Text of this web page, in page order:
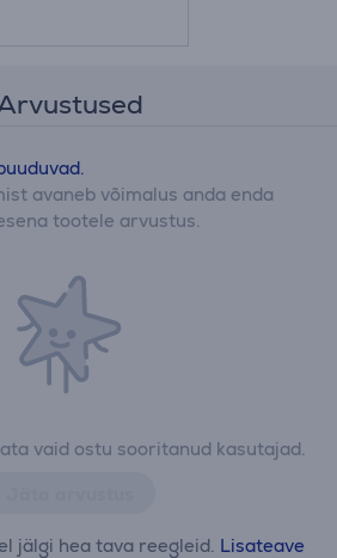
vaid ostu sooritanud kasutajad.
jälgi hea tava reegleid. Lisateave
avaneb võimalus anda enda
tootele arvustus.